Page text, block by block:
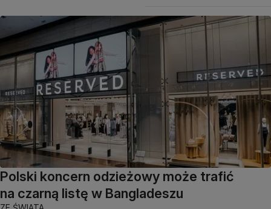
Polski koncern odzieżowy może trafić
na czarną listę w Bangladeszu